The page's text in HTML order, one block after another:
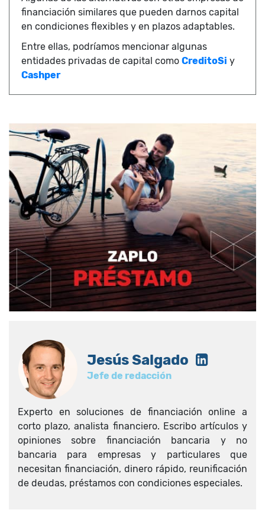
financiación similares que pueden darnos capital
en condiciones flexibles y en plazos adaptables.
Entre ellas, podríamos mencionar algunas
entidades privadas de capital como CreditoSi y
Cashper
Jesús Salgado
Jefe de redacción
Experto en soluciones de financiación online a
corto plazo, analista financiero. Escribo artículos y
opiniones sobre financiación bancaria y no
bancaria para empresas y particulares que
necesitan financiación, dinero rápido, reunificación
de deudas, préstamos con condiciones especiales.